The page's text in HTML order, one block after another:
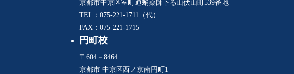
京都市中京区室町通蛸薬師下る山伏山町539番地
TEL：075-221-1711（代）
FAX：075-221-1715
円町校
〒604－8464
京都市 中京区西ノ京南円町1